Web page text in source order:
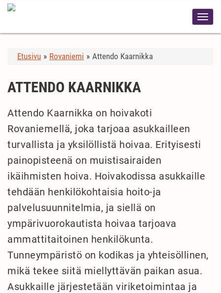
Etusivu » Rovaniemi » Attendo Kaarnikka
ATTENDO KAARNIKKA
Attendo Kaarnikka on hoivakoti
Rovaniemellä, joka tarjoaa asukkailleen
turvallista ja yksilöllistä hoivaa. Erityisesti
painopisteenä on muistisairaiden
ikäihmisten hoiva. Hoivakodissa asukkaille
tehdään henkilökohtaisia hoito-ja
palvelusuunnitelmia, ja siellä on
ympärivuorokautista hoivaa tarjoava
ammattitaitoinen henkilökunta.
Tunneympäristö on kodikas ja yhteisöllinen,
mikä tekee siitä miellyttävän paikan asua.
Asukkaille järjestetään viriketoimintaa ja